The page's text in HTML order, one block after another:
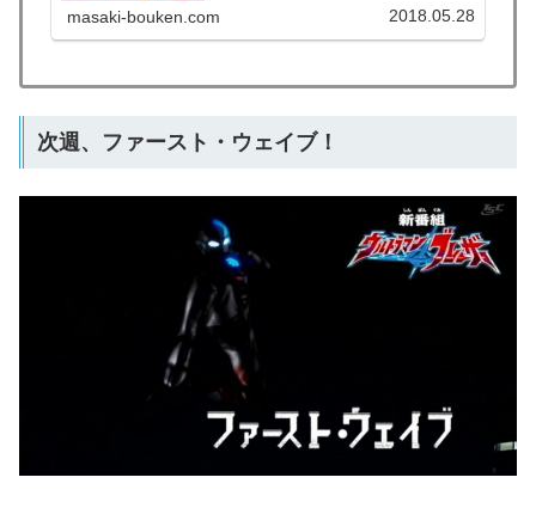
いたい(苦笑)尺に収まらなかったらしく、警備隊
入りを断るシーンはCM明けに回され、ジードが
masaki-bouken.com 2018.05.28
次週、ファースト・ウェイブ！